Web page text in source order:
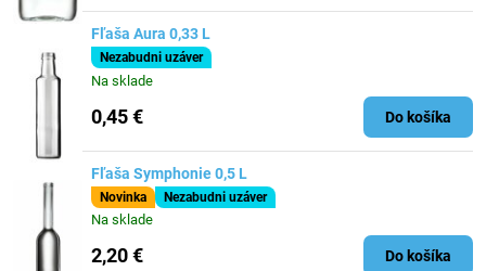
Fľaša Aura 0,33 L
Nezabudni uzáver
Na sklade
0,45 € Do košíka
Fľaša Symphonie 0,5 L
Novinka Nezabudni uzáver
Na sklade
2,20 € Do košíka